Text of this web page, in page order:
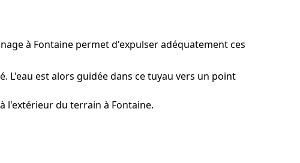
à Fontaine permet d'expulser adéquatement ces
est alors guidée dans ce tuyau vers un point
l'extérieur du terrain à Fontaine.